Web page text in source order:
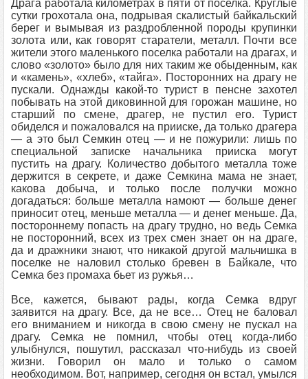
Драга работала километрах в пяти от поселка. Круглые
сутки грохотала она, подрывая скалистый байкальский
берег и вымывая из раздробленной породы крупинки
золота или, как говорят старатели, металл. Почти все
жители этого маленького поселка работали на драгах, и
слово «золото» было для них таким же обыденным, как
и «камень», «хлеб», «тайга». Посторонних на драгу не
пускали. Однажды какой-то турист в пенсне захотел
побывать на этой диковинной для горожан машине, но
старший по смене, драгер, не пустил его. Турист
обиделся и пожаловался на прииске, да только драгера
— а это был Семкин отец — и не пожурили: лишь по
специальной записке начальника прииска могут
пустить на драгу. Количество добытого металла тоже
держится в секрете, и даже Семкина мама не знает,
какова добыча, и только после получки можно
догадаться: больше металла намоют — больше денег
приносит отец, меньше металла — и денег меньше. Да,
постороннему попасть на драгу трудно, но ведь Семка
не посторонний, всех из трех смен знает он на драге,
да и дражники знают, что никакой другой мальчишка в
поселке не наловил столько бревен в Байкале, что
Семка без промаха бьет из ружья…
Все, кажется, бывают рады, когда Семка вдруг
заявится на драгу. Все, да не все… Отец не баловал
его вниманием и никогда в свою смену не пускал на
драгу. Семка не помнил, чтобы отец когда-либо
улыбнулся, пошутил, рассказал что-нибудь из своей
жизни. Говорил он мало и только о самом
необходимом. Вот, например, сегодня он встал, умылся